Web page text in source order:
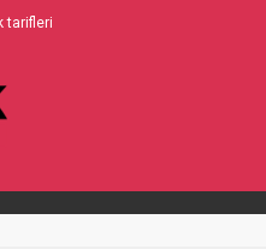
tarifleri